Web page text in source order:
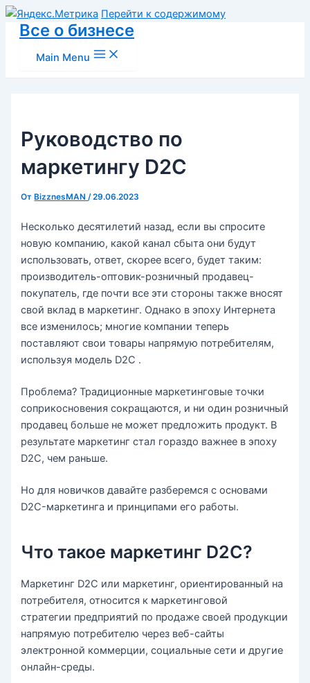
Перейти к содержимому
Все о бизнесе
Main Menu
Руководство по
маркетингу D2C
От BizznesMAN/29.06.2023
Несколько десятилетий назад, если вы спросите
новую компанию, какой канал сбыта они будут
использовать, ответ, скорее всего, будет таким:
производитель-оптовик-розничный продавец-
покупатель, где почти все эти стороны также вносят
свой вклад в маркетинг. Однако в эпоху Интернета
все изменилось; многие компании теперь
поставляют свои товары напрямую потребителям,
используя модель D2C .
Проблема? Традиционные маркетинговые точки
соприкосновения сокращаются, и ни один розничный
продавец больше не может предложить продукт. В
результате маркетинг стал гораздо важнее в эпоху
D2C, чем раньше.
Но для новичков давайте разберемся с основами
D2C-маркетинга и принципами его работы.
Что такое маркетинг D2C?
Маркетинг D2C или маркетинг, ориентированный на
потребителя, относится к маркетинговой
стратегии предприятий по продаже своей продукции
напрямую потребителю через веб-сайты
электронной коммерции, социальные сети и другие
онлайн-среды.